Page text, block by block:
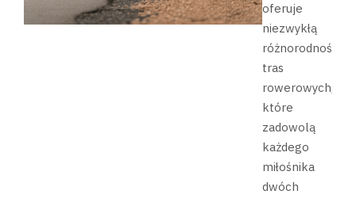
oferuje
niezwykłą
różnorodność
tras
rowerowych,
które
zadowolą
każdego
miłośnika
dwóch